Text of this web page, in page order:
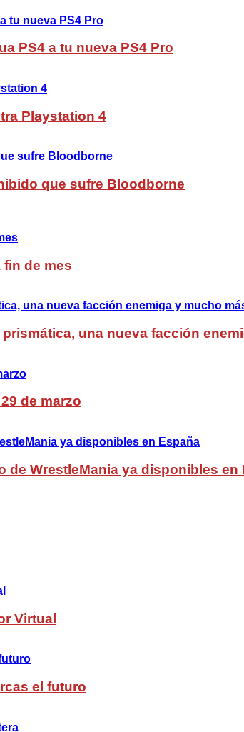
PS4 a tu nueva PS4 Pro
Playstation 4
que sufre Bloodborne
fin de mes
una nueva facción
de marzo
de WrestleMania ya disponibles en
Virtual
el futuro